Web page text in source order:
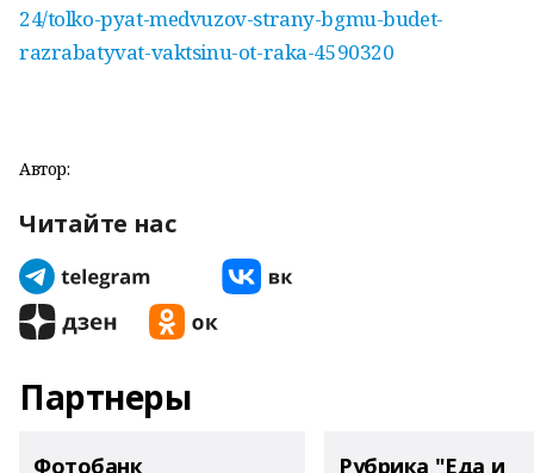
24/tolko-pyat-medvuzov-strany-bgmu-budet-
razrabatyvat-vaktsinu-ot-raka-4590320
Автор:
Читайте нас
Партнеры
Фотобанк Рубрика "Еда и